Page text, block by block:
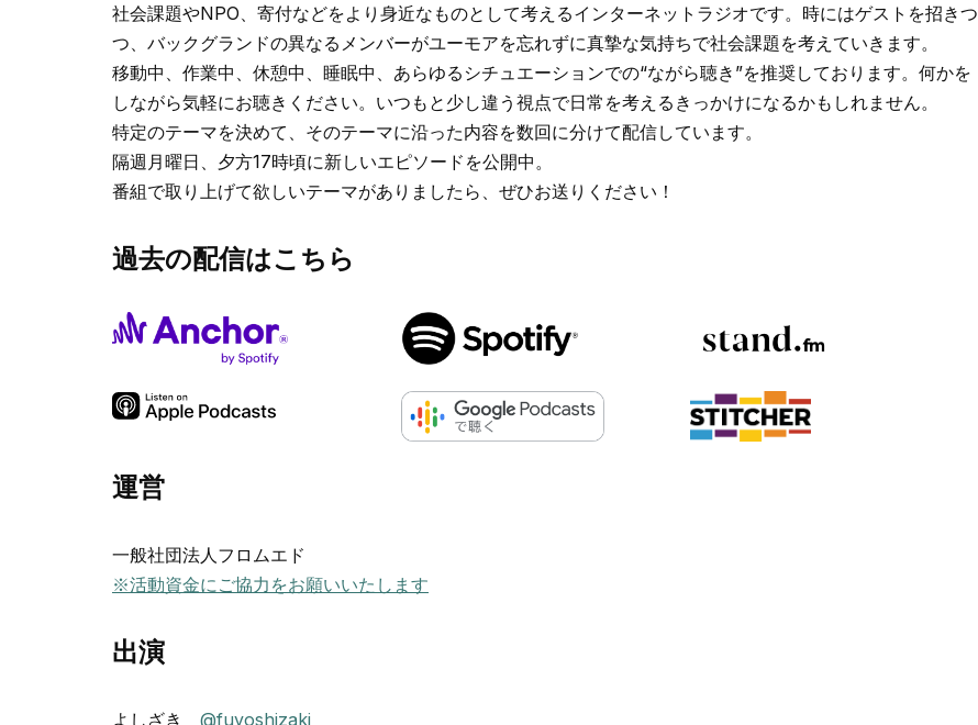
社会課題やNPO、寄付などをより身近なものとして考えるインターネットラジオです。時にはゲストを招きつ
つ、バックグランドの異なるメンバーがユーモアを忘れずに真摯な気持ちで社会課題を考えていきます。
移動中、作業中、休憩中、睡眠中、あらゆるシチュエーションでの“ながら聴き”を推奨しております。何かを
しながら気軽にお聴きください。いつもと少し違う視点で日常を考えるきっかけになるかもしれません。
特定のテーマを決めて、そのテーマに沿った内容を数回に分けて配信しています。
隔週月曜日、夕方17時頃に新しいエピソードを公開中。
番組で取り上げて欲しいテーマがありましたら、ぜひお送りください！
過去の配信はこちら
運営
一般社団法人フロムエド
※活動資金にご協力をお願いいたします
出演
よしざき @fuyoshizaki